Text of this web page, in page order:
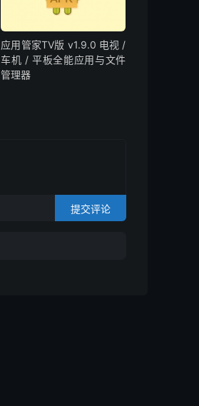
应用管家TV版 v1.9.0 电视 /
车机 / 平板全能应用与文件
管理器
提交评论